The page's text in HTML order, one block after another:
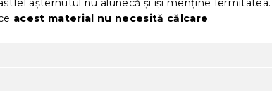
așternutul nu alunecă și își menține fermitatea.
acest material nu necesită călcare.